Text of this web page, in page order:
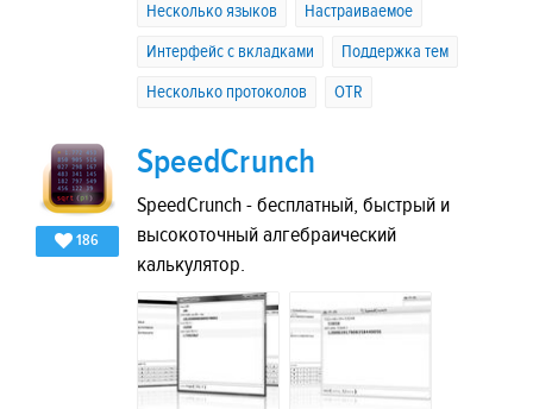
Несколько языков
Настраиваемое
Интерфейс с вкладками
Поддержка тем
Несколько протоколов
OTR
186
SpeedCrunch
SpeedCrunch - бесплатный, быстрый и
высокоточный алгебраический
калькулятор.